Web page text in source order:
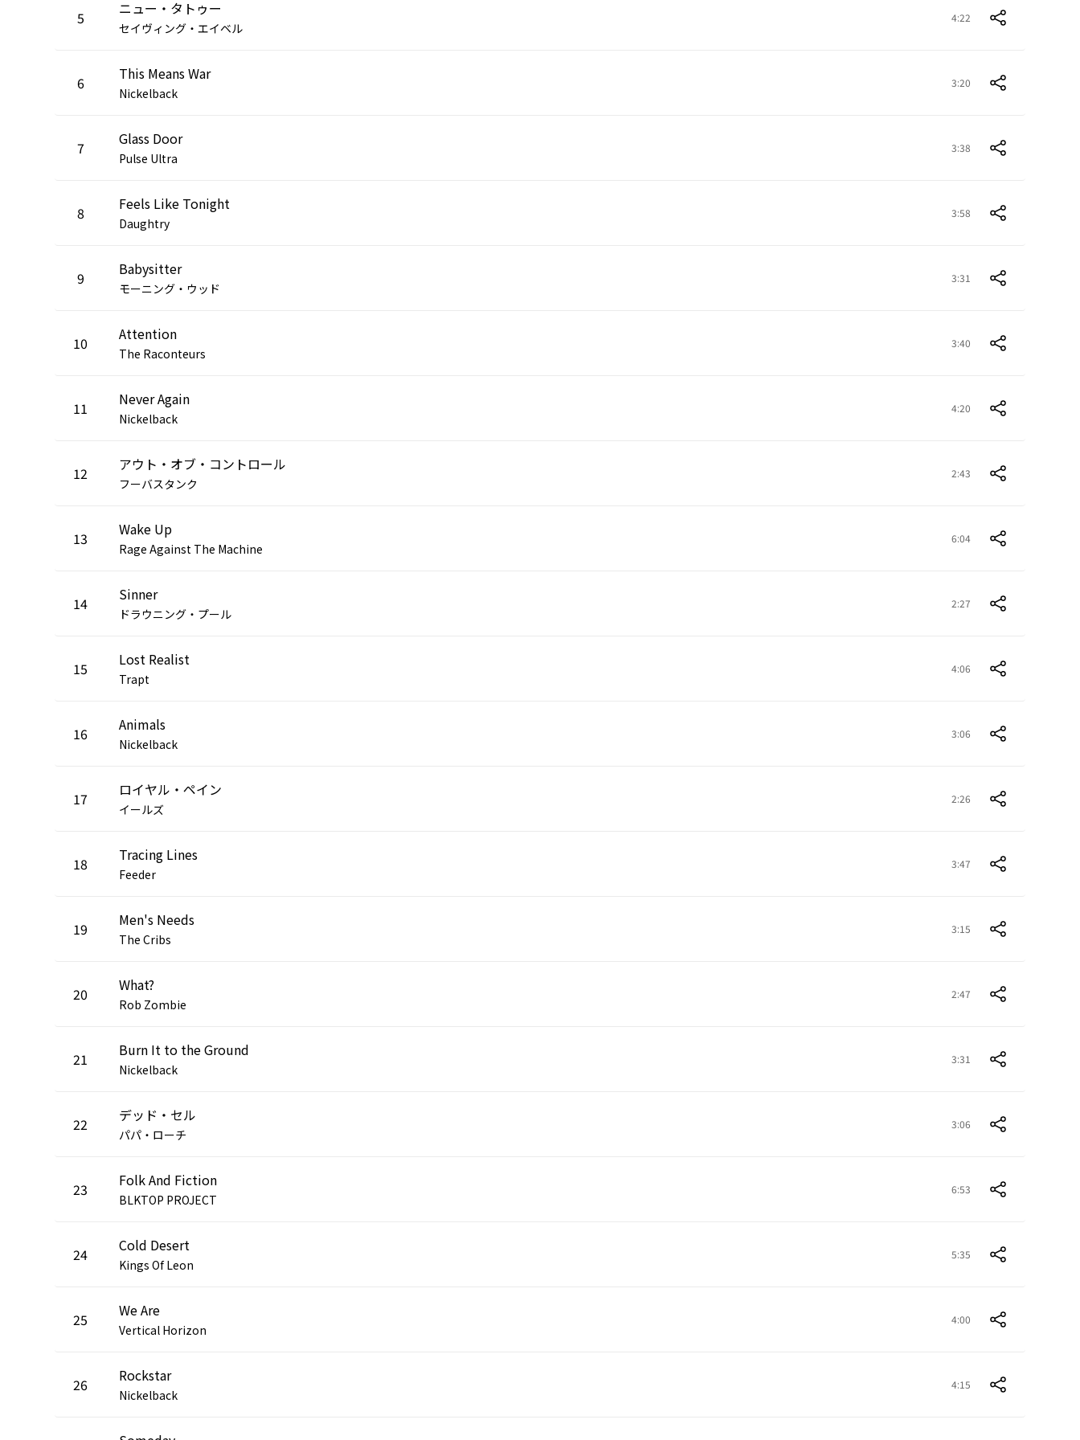
5 ニュー・タトゥー
セイヴィング・エイベル
4:22
6 This Means War
Nickelback
3:20
7 Glass Door
Pulse Ultra
3:38
8 Feels Like Tonight
Daughtry
3:58
9 Babysitter
モーニング・ウッド
3:31
10 Attention
The Raconteurs
3:40
11 Never Again
Nickelback
4:20
12 アウト・オブ・コントロール
フーバスタンク
2:43
13 Wake Up
Rage Against The Machine
6:04
14 Sinner
ドラウニング・プール
2:27
15 Lost Realist
Trapt
4:06
16 Animals
Nickelback
3:06
17 ロイヤル・ペイン
イールズ
2:26
18 Tracing Lines
Feeder
3:47
19 Men's Needs
The Cribs
3:15
20 What?
Rob Zombie
2:47
21 Burn It to the Ground
Nickelback
3:31
22 デッド・セル
パパ・ローチ
3:06
23 Folk And Fiction
BLKTOP PROJECT
6:53
24 Cold Desert
Kings Of Leon
5:35
25 We Are
Vertical Horizon
4:00
26 Rockstar
Nickelback
4:15